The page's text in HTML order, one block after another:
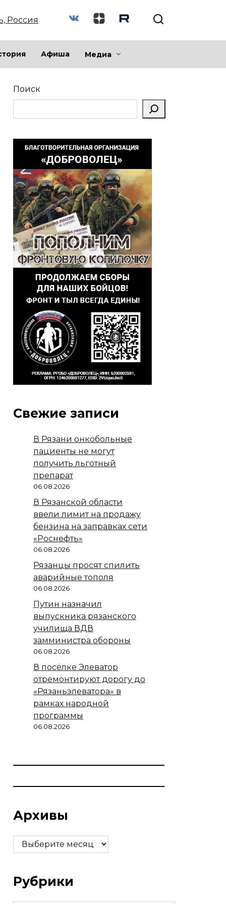
Россия
Афиша Медиа
Поиск
Свежие записи
В Рязани онкобольные
пациенты не могут
получить льготный
препарат
06.08.2026
В Рязанской области
ввели лимит на продажу
бензина на заправках сети
«Роснефть»
06.08.2026
Рязанцы просят спилить
аварийные тополя
06.08.2026
Путин назначил
выпускника рязанского
училища ВДВ
замминистра обороны
06.08.2026
В посёлке Элеватор
отремонтируют дорогу до
«Рязаньэлеватора» в
рамках народной
программы
06.08.2026
Архивы
Архивы
Рубрики